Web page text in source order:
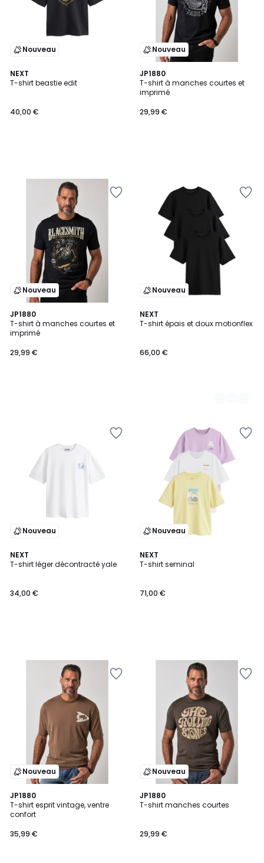
Nouveau
NEXT
T-shirt beastie edit
40,00 €
Nouveau
JP1880
T-shirt à manches courtes et
imprimé
29,99 €
Nouveau
JP1880
T-shirt à manches courtes et
imprimé
29,99 €
Nouveau
NEXT
T-shirt épais et doux motionflex
66,00 €
2
Couleurs
Nouveau
NEXT
T-shirt léger décontracté yale
34,00 €
Nouveau
NEXT
T-shirt seminal
71,00 €
Nouveau
JP1880
T-shirt esprit vintage, ventre
confort
35,99 €
2
Couleurs
Nouveau
JP1880
T-shirt manches courtes
29,99 €